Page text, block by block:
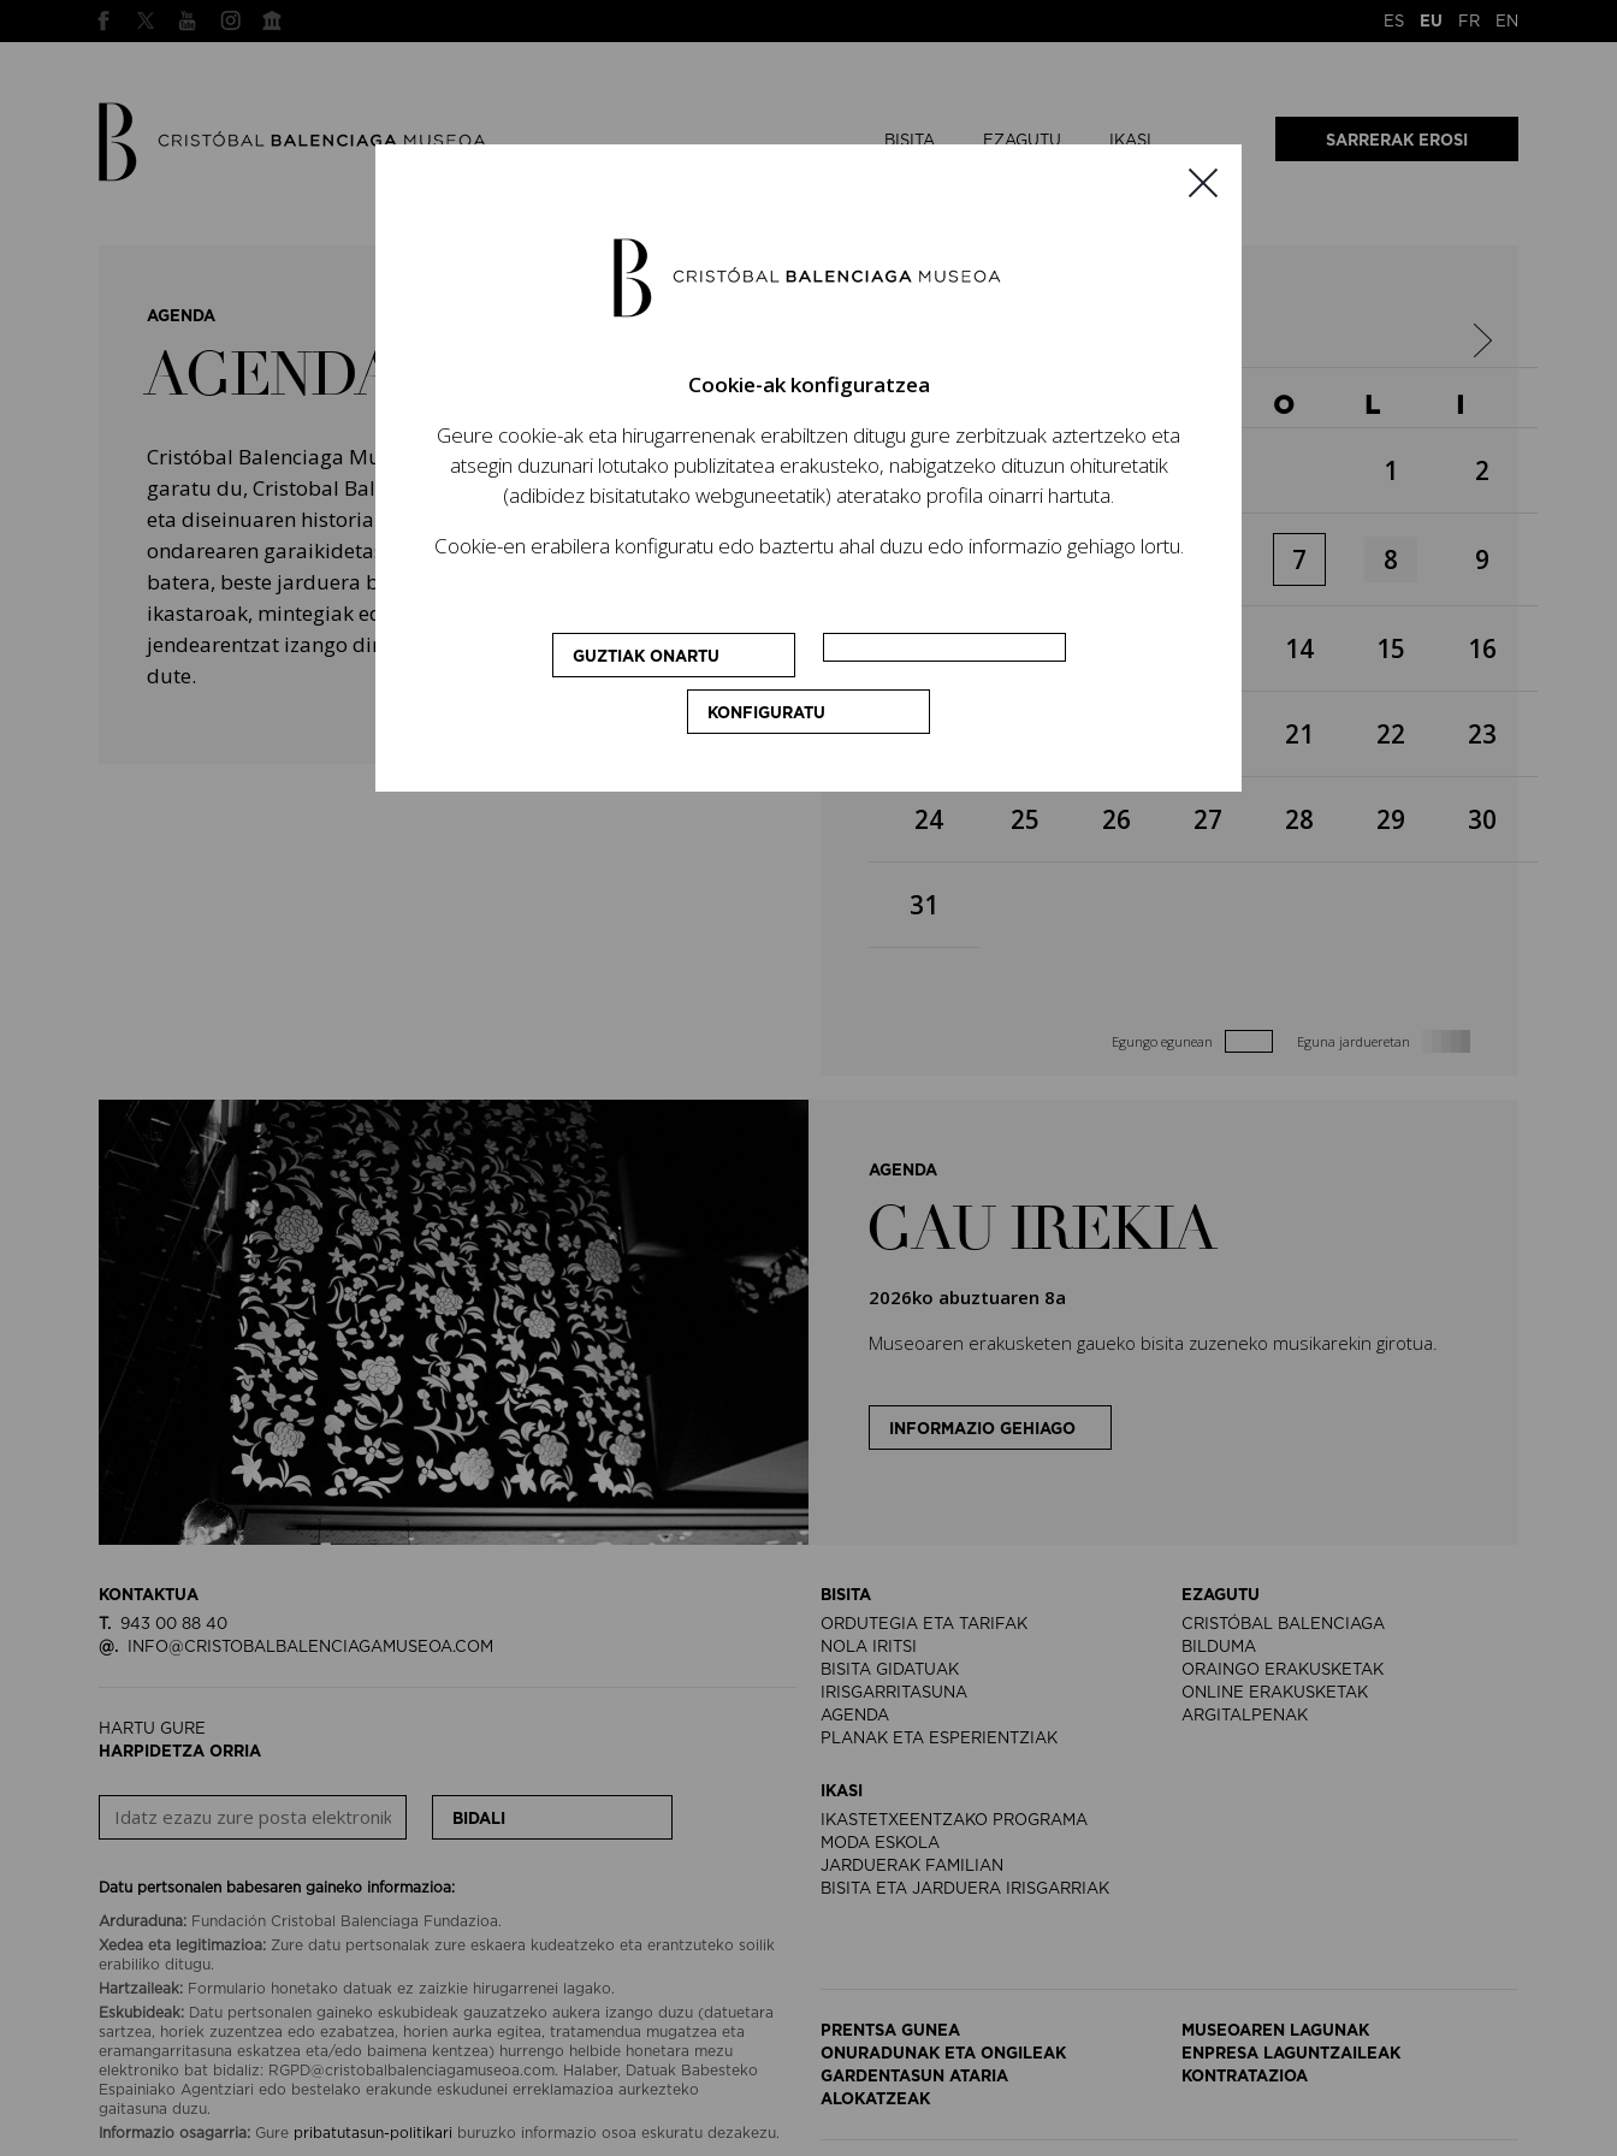
ES EU FR EN
BISITA EZAGUTU IKASI SARRERAK EROSI
AGENDA
AGENDA
Cristóbal Balenciaga Museoak programazio handinahia
garatu du, Cristobal Balenciagaren bizitza eta lana, modaren
eta diseinuaren historian izan zuten garrantzia eta haren
ondarearen garaikidetasuna ezagutarazteko. Erakusketekin
batera, beste jarduera batzuk ere egiten dira, adibidez:
ikastaroak, mintegiak edo tailer didaktikoak. Askotariko
jendearentzat izango dira eta bisitarien esperientzia osatuko
dute.
O L
1 2
3 4 5 7 8 9
14 15 16
17 21 22 23
24 25 26 27 28 29 30
31
Egungo egunean Eguna jardueretan
AGENDA
GAU IREKIA
2026ko abuztuaren 8a
Museoaren erakusketen gaueko bisita zuzeneko musikarekin girotua.
INFORMAZIO GEHIAGO
KONTAKTUA
T.
943 00 88 40
@.
INFO@CRISTOBALBALENCIAGAMUSEOA.COM
HARTU GURE
HARPIDETZA ORRIA
BIDALI
Datu pertsonalen babesaren gaineko informazioa:
Arduraduna: Fundación Cristobal Balenciaga Fundazioa.
Xedea eta legitimazioa: Zure datu pertsonalak zure eskaera kudeatzeko eta erantzuteko soilik
erabiliko ditugu.
Hartzaileak: Formulario honetako datuak ez zaizkie hirugarrenei lagako.
Eskubideak: Datu pertsonalen gaineko eskubideak gauzatzeko aukera izango duzu (datuetara
sartzea, horiek zuzentzea edo ezabatzea, horien aurka egitea, tratamendua mugatzea eta
eramangarritasuna eskatzea eta/edo baimena kentzea) hurrengo helbide honetara mezu
elektroniko bat bidaliz: RGPD@cristobalbalenciagamuseoa.com. Halaber, Datuak Babesteko
Espainiako Agentziari edo bestelako erakunde eskudunei erreklamazioa aurkezteko
gaitasuna duzu.
Informazio osagarria: Gure pribatutasun-politikari buruzko informazio osoa eskuratu dezakezu.
BISITA
ORDUTEGIA ETA TARIFAK
NOLA IRITSI
BISITA GIDATUAK
IRISGARRITASUNA
AGENDA
PLANAK ETA ESPERIENTZIAK
EZAGUTU
CRISTÓBAL BALENCIAGA
BILDUMA
ORAINGO ERAKUSKETAK
ONLINE ERAKUSKETAK
ARGITALPENAK
IKASI
IKASTETXEENTZAKO PROGRAMA
MODA ESKOLA
JARDUERAK FAMILIAN
BISITA ETA JARDUERA IRISGARRIAK
PRENTSA GUNEA
MUSEOAREN LAGUNAK
ONURADUNAK ETA ONGILEAK
ENPRESA LAGUNTZAILEAK
GARDENTASUN ATARIA
KONTRATAZIOA
ALOKATZEAK
Cookie-ak konfiguratzea
Geure cookie-ak eta hirugarrenenak erabiltzen ditugu gure zerbitzuak aztertzeko eta
atsegin duzunari lotutako publizitatea erakusteko, nabigatzeko dituzun ohituretatik
(adibidez bisitatutako webguneetatik) ateratako profila oinarri hartuta.
Cookie-en erabilera konfiguratu edo baztertu ahal duzu edo informazio gehiago lortu.
GUZTIAK ONARTU
KONFIGURATU